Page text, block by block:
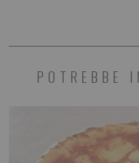
POTREBBE